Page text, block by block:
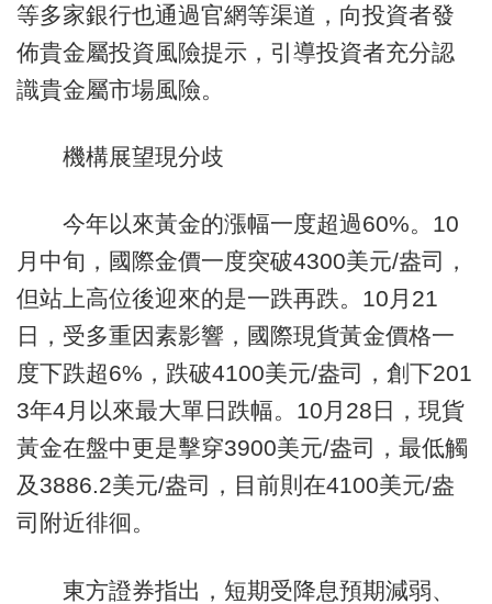
等多家銀行也通過官網等渠道，向投資者發
佈貴金屬投資風險提示，引導投資者充分認
識貴金屬市場風險。
機構展望現分歧
今年以來黃金的漲幅一度超過60%。10
月中旬，國際金價一度突破4300美元/盎司，
但站上高位後迎來的是一跌再跌。10月21
日，受多重因素影響，國際現貨黃金價格一
度下跌超6%，跌破4100美元/盎司，創下201
3年4月以來最大單日跌幅。10月28日，現貨
黃金在盤中更是擊穿3900美元/盎司，最低觸
及3886.2美元/盎司，目前則在4100美元/盎
司附近徘徊。
東方證券指出，短期受降息預期減弱、